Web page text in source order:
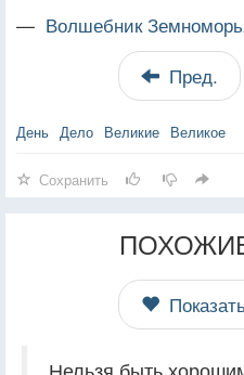
— Волшебник
Пред.
День Дело Великие Великое
Сохранить